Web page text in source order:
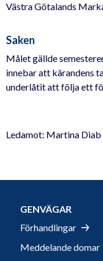
Västra Götalands
Saken
Målet gällde
innebar att kärandens
underlåtit att följa ett
Ledamot: Martina Diab
GENVÄGAR
Förhandlingar
Meddelande domar